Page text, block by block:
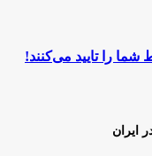
را تایید می‌کنند!
ایران